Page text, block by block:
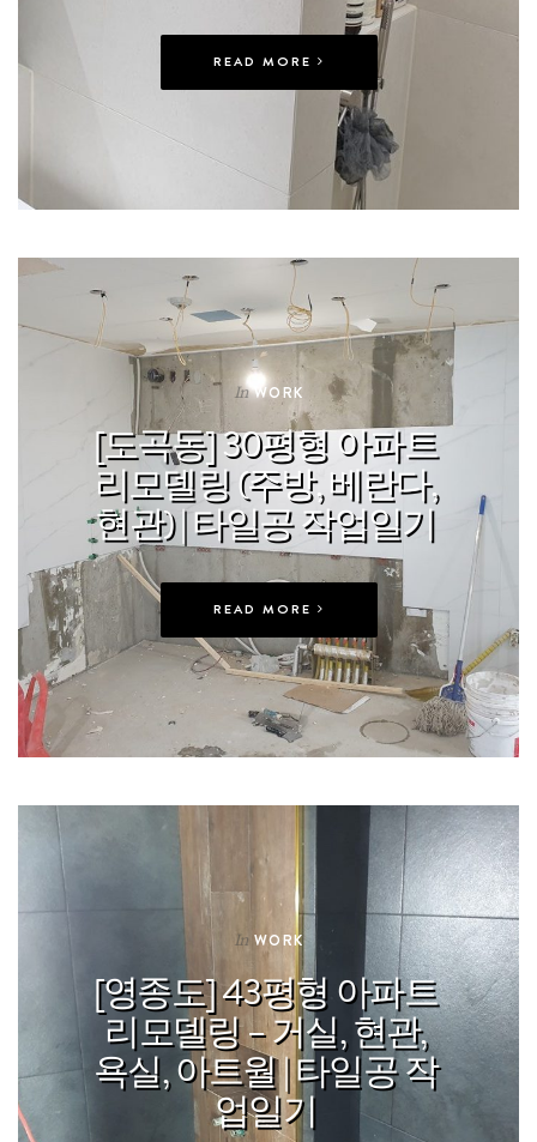
READ MORE
In WORK
[도곡동] 30평형 아파트
리모델링 (주방, 베란다,
현관) | 타일공 작업일기
READ MORE
In WORK
[영종도] 43평형 아파트
리모델링 – 거실, 현관,
욕실, 아트월 | 타일공 작
업일기